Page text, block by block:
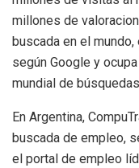
millones de
buscada en el
según Google y
mundial de
En Argentina,
buscada de empleo,
el portal de empleo